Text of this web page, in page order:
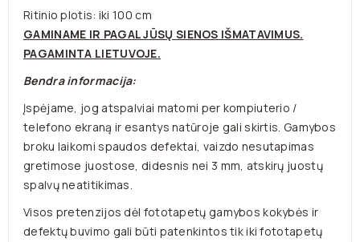
Ritinio plotis: iki 100 cm
GAMINAME IR PAGAL JŪSŲ SIENOS IŠMATAVIMUS.
PAGAMINTA LIETUVOJE.
Bendra informacija:
Įspėjame, jog atspalviai matomi per kompiuterio /
telefono ekraną ir esantys natūroje gali skirtis. Gamybos
broku laikomi spaudos defektai, vaizdo nesutapimas
gretimose juostose, didesnis nei 3 mm, atskirų juostų
spalvų neatitikimas.
Visos pretenzijos dėl fototapetų gamybos kokybės ir
defektų buvimo gali būti patenkintos tik iki fototapetų